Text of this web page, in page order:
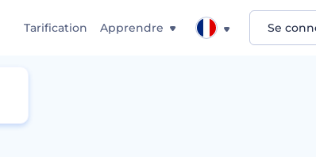
Tarification Apprendre Se